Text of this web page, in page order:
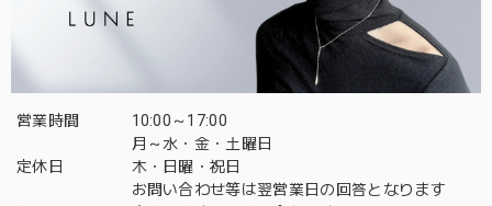
営業時間
10:00～17:00
月～水・金・土曜日
定休日
木・日曜・祝日
お問い合わせ等は翌営業日の回答となります